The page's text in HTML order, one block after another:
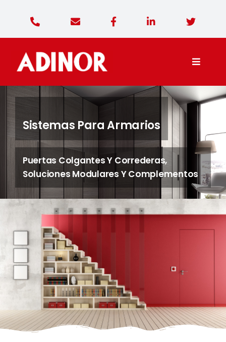
Toggle
Adinor Diseño
Contacto
Sistemas Para Armarios
Puertas Colgantes Y Correderas,
Soluciones Modulares Y Complementos